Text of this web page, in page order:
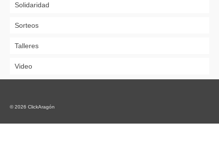
Solidaridad
Sorteos
Talleres
Video
© 2026 ClickAragón